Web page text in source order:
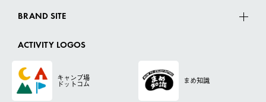
BRAND SITE
ACTIVITY LOGOS
キャンプ場
ドットコム まめ知識